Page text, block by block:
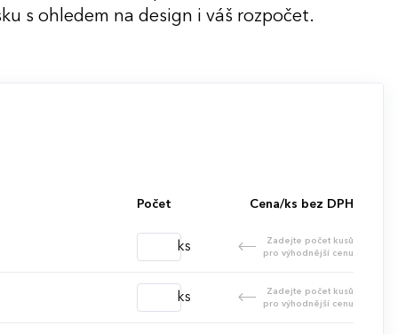
s ohledem na design i váš rozpočet.
Počet Cena/ks bez DPH
ks
Zadejte počet kusů
pro výhodnější cenu
ks
Zadejte počet kusů
pro výhodnější cenu